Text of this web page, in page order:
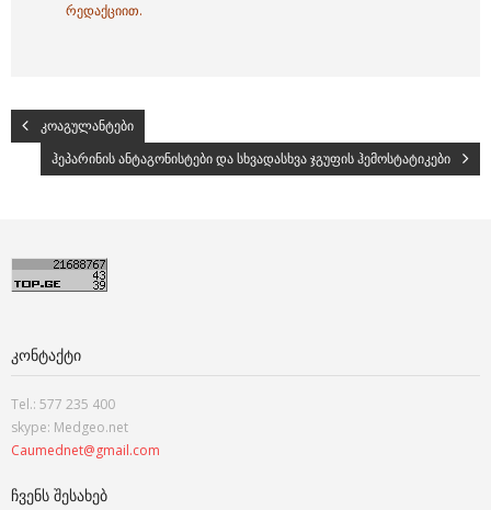
რედაქციით.
კოაგულანტები
ჰეპარინის ანტაგონისტები და სხვადასხვა ჯგუფის ჰემოსტატიკები
ᲙᲝᲜᲢᲐᲥᲢᲘ
Tel.: 577 235 400
skype: Medgeo.net
Caumednet@gmail.com
ᲩᲕᲔᲜᲡ ᲨᲔᲡᲐᲮᲔᲑ